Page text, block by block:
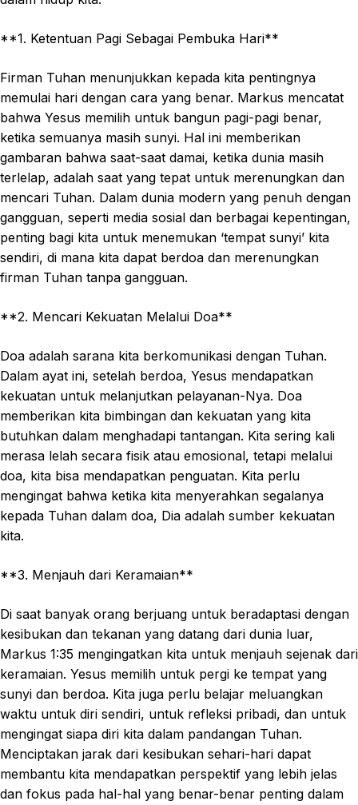
**1. Ketentuan Pagi Sebagai Pembuka Hari**
Firman Tuhan menunjukkan kepada kita pentingnya
memulai hari dengan cara yang benar. Markus mencatat
bahwa Yesus memilih untuk bangun pagi-pagi benar,
ketika semuanya masih sunyi. Hal ini memberikan
gambaran bahwa saat-saat damai, ketika dunia masih
terlelap, adalah saat yang tepat untuk merenungkan dan
mencari Tuhan. Dalam dunia modern yang penuh dengan
gangguan, seperti media sosial dan berbagai kepentingan,
penting bagi kita untuk menemukan ‘tempat sunyi’ kita
sendiri, di mana kita dapat berdoa dan merenungkan
firman Tuhan tanpa gangguan.
**2. Mencari Kekuatan Melalui Doa**
Doa adalah sarana kita berkomunikasi dengan Tuhan.
Dalam ayat ini, setelah berdoa, Yesus mendapatkan
kekuatan untuk melanjutkan pelayanan-Nya. Doa
memberikan kita bimbingan dan kekuatan yang kita
butuhkan dalam menghadapi tantangan. Kita sering kali
merasa lelah secara fisik atau emosional, tetapi melalui
doa, kita bisa mendapatkan penguatan. Kita perlu
mengingat bahwa ketika kita menyerahkan segalanya
kepada Tuhan dalam doa, Dia adalah sumber kekuatan
kita.
**3. Menjauh dari Keramaian**
Di saat banyak orang berjuang untuk beradaptasi dengan
kesibukan dan tekanan yang datang dari dunia luar,
Markus 1:35 mengingatkan kita untuk menjauh sejenak dari
keramaian. Yesus memilih untuk pergi ke tempat yang
sunyi dan berdoa. Kita juga perlu belajar meluangkan
waktu untuk diri sendiri, untuk refleksi pribadi, dan untuk
mengingat siapa diri kita dalam pandangan Tuhan.
Menciptakan jarak dari kesibukan sehari-hari dapat
membantu kita mendapatkan perspektif yang lebih jelas
dan fokus pada hal-hal yang benar-benar penting dalam